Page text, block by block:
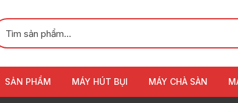
SẢN PHẨM MÁY HÚT BỤI MÁY CHÀ SÀN